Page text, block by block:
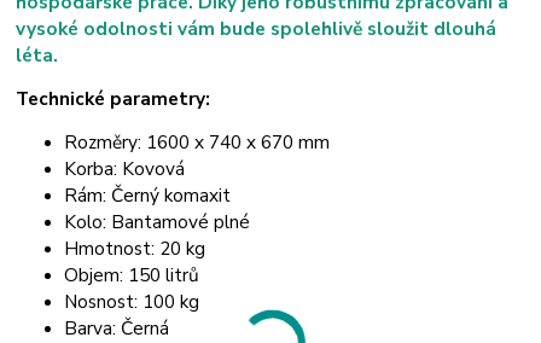
vysoké odolnosti vám bude spolehlivě sloužit dlouhá
léta.
Technické parametry:
Rozměry: 1600 x 740 x 670 mm
Korba: Kovová
Rám: Černý komaxit
Kolo: Bantamové plné
Hmotnost: 20 kg
Objem: 150 litrů
Nosnost: 100 kg
Barva: Černá